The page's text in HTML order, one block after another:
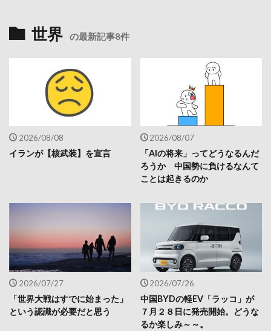
世界 の最新記事8件
2026/08/08
イランが【核武装】を宣言
2026/08/07
「AIの将来」ってどうなるんだ
ろうか 中国勢に負けるなんて
ことは起きるのか
2026/07/27
「世界大戦はすでに始まった」
という認識が必要だと思う
2026/07/26
中国BYDの軽EV「ラッコ」が
７月２８日に発売開始。どうな
るか楽しみ～～。